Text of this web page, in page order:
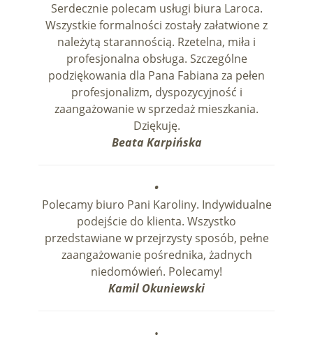
Serdecznie polecam usługi biura Laroca.
Wszystkie formalności zostały załatwione z
należytą starannością. Rzetelna, miła i
profesjonalna obsługa. Szczególne
podziękowania dla Pana Fabiana za pełen
profesjonalizm, dyspozycyjność i
zaangażowanie w sprzedaż mieszkania.
Dziękuję.
Beata Karpińska
•
Polecamy biuro Pani Karoliny. Indywidualne
podejście do klienta. Wszystko
przedstawiane w przejrzysty sposób, pełne
zaangażowanie pośrednika, żadnych
niedomówień. Polecamy!
Kamil Okuniewski
•